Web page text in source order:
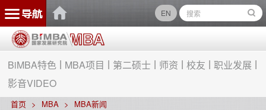
EN
BiMBA特色 MBA项目 第二硕士 师资 校友
职业发展
影音VIDEO
首页 MBA MBA新闻